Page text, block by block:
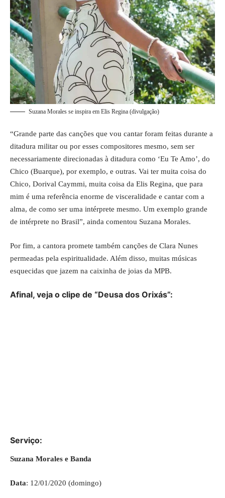
Suzana Morales se inspira em Elis Regina (divulgação)
“Grande parte das canções que vou cantar foram feitas durante a
ditadura militar ou por esses compositores mesmo, sem ser
necessariamente direcionadas à ditadura como ‘Eu Te Amo’, do
Chico (Buarque), por exemplo, e outras. Vai ter muita coisa do
Chico, Dorival Caymmi, muita coisa da Elis Regina, que para
mim é uma referência enorme de visceralidade e cantar com a
alma, de como ser uma intérprete mesmo. Um exemplo grande
de intérprete no Brasil”, ainda comentou Suzana Morales.
Por fim, a cantora promete também canções de Clara Nunes
permeadas pela espiritualidade. Além disso, muitas músicas
esquecidas que jazem na caixinha de joias da MPB.
Afinal, veja o clipe de “Deusa dos Orixás”:
Serviço:
Suzana Morales e Banda
Data: 12/01/2020 (domingo)